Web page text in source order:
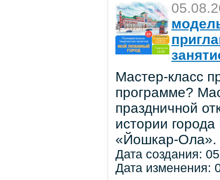
Мастер-класс
программе?
праздничной
истории
«Йошкар-Ола».
Дата создания:
Дата изменения: